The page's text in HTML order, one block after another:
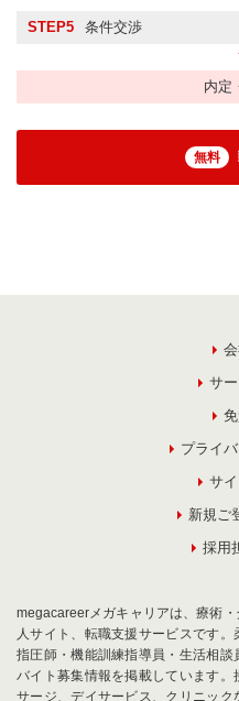
STEP5 条件交渉
内定
無料
サ
プライ
サ
新規ご
採用
megacareerメガキャリアは、療術
人サイト、転職支援サービスです
指圧師・機能訓練指導員・生活相
バイト募集情報を掲載しています
サージ、デイサービス、クリニッ